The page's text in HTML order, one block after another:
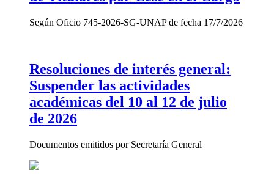
Según Oficio 745-2026-SG-UNAP de fecha 17/7/2026
Resoluciones de interés general:
Suspender las actividades
académicas del 10 al 12 de julio
de 2026
Documentos emitidos por Secretaría General